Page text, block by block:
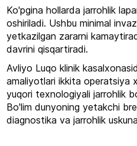
Ko'pgina hollarda jarrohlik
oshiriladi. Ushbu minimal
yetkazilgan zararni
davrini qisqartiradi.
Avliyo Luqo klinik
amaliyotlari ikkita operatsiya
yuqori texnologiyali jarrohlik
Bo'lim dunyoning yetakchi
diagnostika va jarrohlik